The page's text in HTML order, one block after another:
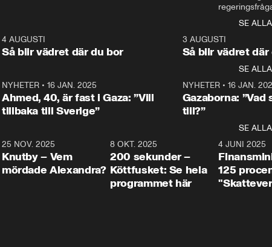
kommentator My
Rohwedder ställer
utbildnings- och
Mohamsson till svars.
Rohwedder ställer
statsminister Ulf Kristersson
centrum i
avsnittet av
Makten”. Se
Aftonbladets
Rohwedder
Thand Ring
SE ALLA
4 AUGUSTI
Så blir vädret där du bor
3 AUGUSTI
Så blir vädret där
SE ALLA
NYHETER• 16 JAN. 2025
Ahmed, 40, är fast i Gaza: ”Vill
tillbaka till Sverige”
NYHETER• 16 JAN.
Gazaborna:
till?”
SE ALLA
31:05
25 NOV. 2025
Knutby – Vem
mördade Alexandra?
4:29
8 OKT. 2025
200 sekunder –
Köttfusket: Se hela
programmet här
4 JUNI 2025
125